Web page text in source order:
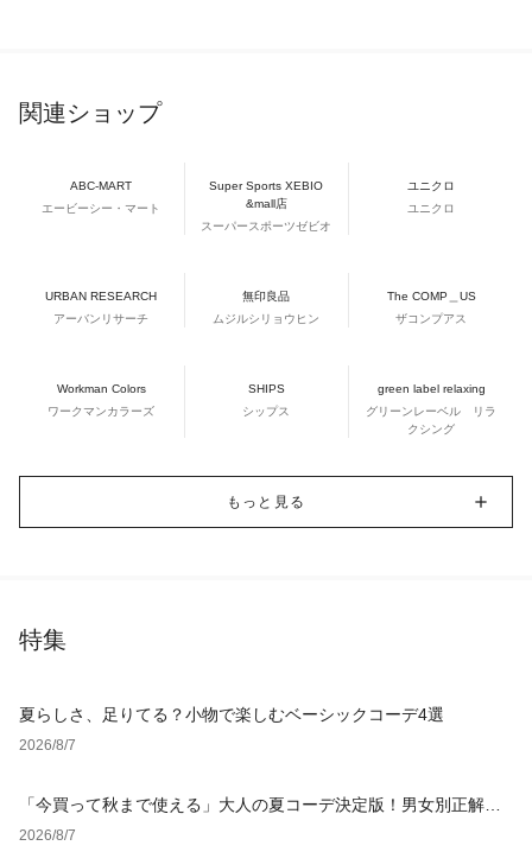
関連ショップ
ABC-MART
エービーシー・マート
Super Sports XEBIO
&mall店
スーパースポーツゼビオ
ユニクロ
ユニクロ
URBAN RESEARCH
アーバンリサーチ
無印良品
ムジルシリョウヒン
The COMP＿US
ザコンプアス
Workman Colors
ワークマンカラーズ
SHIPS
シップス
green label relaxing
グリーンレーベル リラ
クシング
もっと見る
特集
夏らしさ、足りてる？小物で楽しむベーシックコーデ4選
2026/8/7
「今買って秋まで使える」大人の夏コーデ決定版！男女別正解ス
タイルとNGな着こなし
2026/8/7